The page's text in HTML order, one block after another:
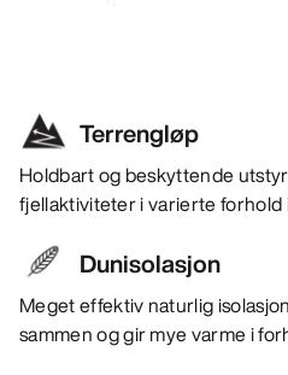
Terrengløp
Holdbart og beskyttende
fjellaktiviteter i varierte forhold
Dunisolasjon
Meget effektiv naturlig
sammen og gir mye varme i